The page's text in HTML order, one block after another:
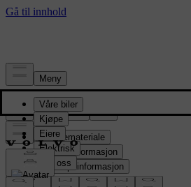
Presserom
Pressemateriale
Produktinformasjon
Selskapsinformasjon
Mediekontakter